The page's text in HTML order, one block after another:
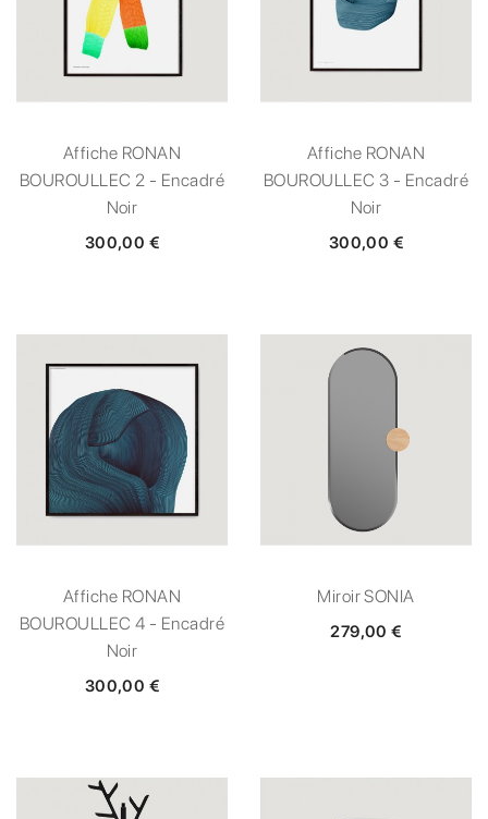
Affiche RONAN
BOUROULLEC 2 - Encadré
Noir
300,00 €
Affiche RONAN
BOUROULLEC 3 - Encadré
Noir
300,00 €
Affiche RONAN
BOUROULLEC 4 - Encadré
Noir
300,00 €
Miroir SONIA
279,00 €